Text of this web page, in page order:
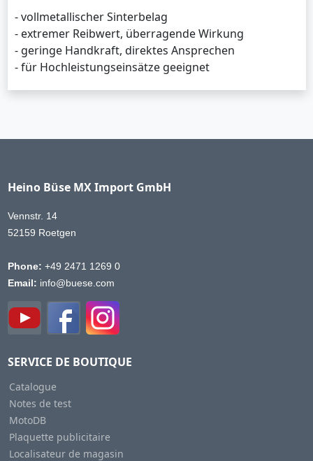
- vollmetallischer Sinterbelag
- extremer Reibwert, überragende Wirkung
- geringe Handkraft, direktes Ansprechen
- für Hochleistungseinsätze geeignet
Heino Büse MX Import GmbH
Vennstr. 14
52159 Roetgen
Phone: +49 2471 1269 0
Email: info@buese.com
SERVICE DE BOUTIQUE
Catalogue
Notes de test
MotoDB
Plaquette publicitaire
Localisateur de magasin